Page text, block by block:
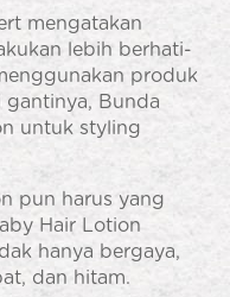
mengatakan
lebih berhati-
produk
gantinya, Bunda
untuk styling
pun harus yang
Hair Lotion
hanya bergaya,
dan hitam.